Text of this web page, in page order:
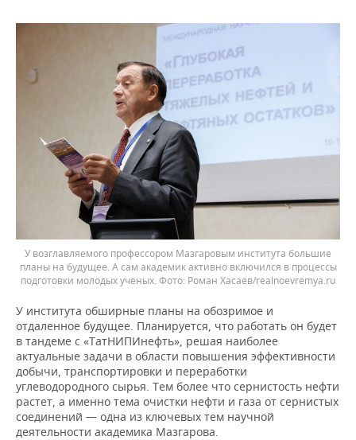
У возглавляемого профессором Мазгаровым института большие
планы на будущее. А сам академик активно включился в процессы
подготовки молодых ученых. Фото: Роман Хасаев/realnoevremya.ru
У института обширные планы на обозримое и
отдаленное будущее. Планируется, что работать он будет
в тандеме с «ТатНИПИнефть», решая наиболее
актуальные задачи в области повышения эффективности
добычи, транспортировки и переработки
углеводородного сырья. Тем более что сернистость нефти
растет, а именно тема очистки нефти и газа от сернистых
соединений — одна из ключевых тем научной
деятельности академика Мазгарова.